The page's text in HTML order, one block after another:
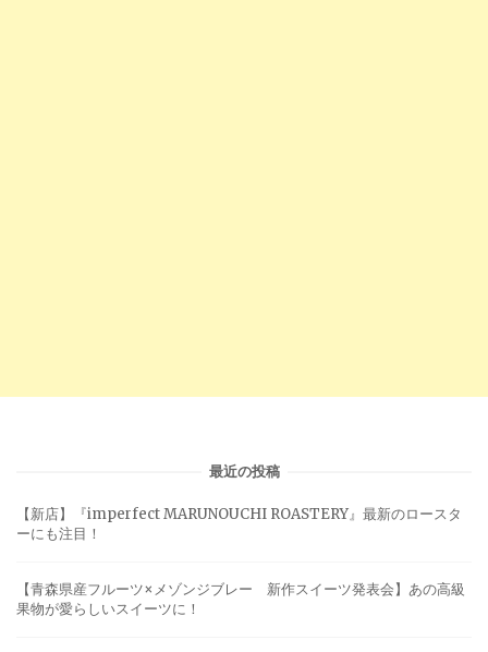
最近の投稿
【新店】『imperfect MARUNOUCHI ROASTERY』最新のロースタ
ーにも注目！
【青森県産フルーツ×メゾンジブレー 新作スイーツ発表会】あの高級
果物が愛らしいスイーツに！